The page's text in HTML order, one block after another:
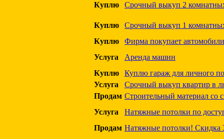
Куплю Срочный выкуп 2
Куплю
Срочный выкуп 1
Куплю
Фирма покупает
Услуга
Аренда машин
Куплю
Куплю гараж для личного
Услуга
Срочный выкуп квартир в
Продам Строительный материал со
Услуга
Натяжные потолки по
Продам Натяжные потолки! Скидка